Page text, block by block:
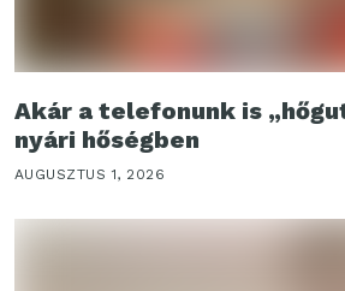
Akár a telefonunk is
nyári hőségben
AUGUSZTUS 1, 2026